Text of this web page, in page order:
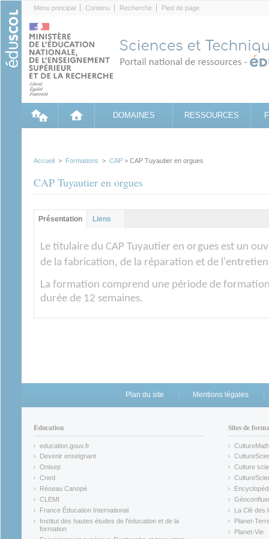
Menu principal Contenu Recherche Pied de page
DOMAINES RESSOURCES
Accueil > Formations > CAP > CAP Tuyautier en orgues
CAP Tuyautier en orgues
Groupe principal
Présentation (onglet
actif)
Liens
Le titulaire du CAP Tuyautier en orgues est un
de la fabrication, de la réparation et de
La formation comprend une période de
durée de 12 semaines.
Plan du site Mentions légales
Éducation
education.gouv.fr
(link is external)
Devenir enseignant
(link is external)
Onisep
(link is external)
Cned
(link is external)
Réseau Canopé
(link is external)
CLEMI
(link is external)
France Éducation International
(link is external)
Institut des hautes études de l'éducation et de la
formation
(link is external)
Sites de
CultureMath
(link is
(link is
Culture
(link is
(link is
(link is
La Clé des
(link is
Planet-
(link is
Planet-Vie